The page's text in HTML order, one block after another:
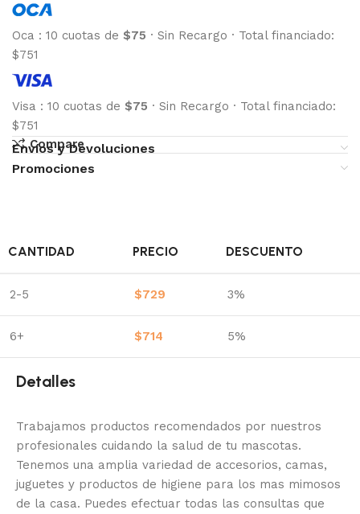
Oca : 10 cuotas de $75 · Sin Recargo · Total financiado:
$751
Visa : 10 cuotas de $75 · Sin Recargo · Total financiado:
$751
Compare
Envíos y Devoluciones
Promociones
CANTIDAD PRECIO DESCUENTO
2-5 $729 3%
6+ $714 5%
Detalles
Trabajamos productos recomendados por nuestros
profesionales cuidando la salud de tu mascotas.
Tenemos una amplia variedad de accesorios, camas,
juguetes y productos de higiene para los mas mimosos
de la casa. Puedes efectuar todas las consultas que